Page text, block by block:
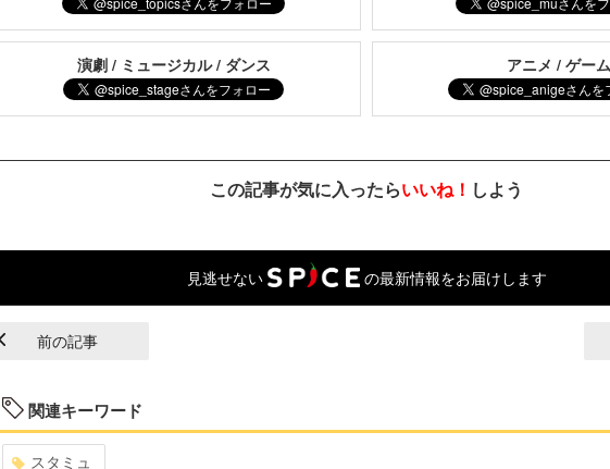
演劇 / ミュージカル / ダンス アニメ / ゲー
この記事が気に入ったらいいね！ しよう
見逃せない の最新情報をお届けします
前の記事
関連キーワード
スタミュ